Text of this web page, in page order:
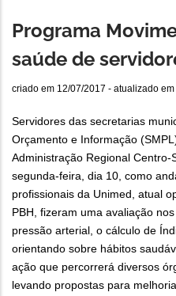
Programa
saúde de
criado em 12/07/2017 - atualizado em
Servidores das secretarias
Orçamento e Informação
Administração Regional
segunda-feira, dia 10, como
profissionais da Unimed, atual
PBH, fizeram uma avaliação
pressão arterial, o cálculo de
orientando sobre hábitos
ação que percorrerá diversos
levando propostas para